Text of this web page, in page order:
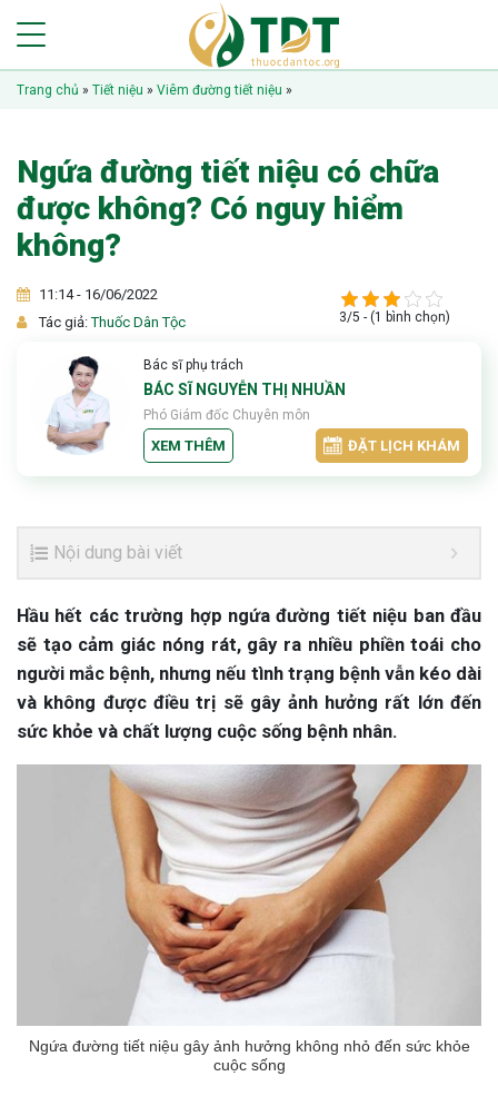
Trang chủ » Tiết niệu » Viêm đường tiết niệu »
Ngứa đường tiết niệu có chữa
được không? Có nguy hiểm
không?
11:14 - 16/06/2022
Tác giả:Thuốc Dân Tộc 3/5 - (1 bình chọn)
Bác sĩ phụ trách
BÁC SĨ NGUYỄN THỊ NHUẦN
Phó Giám đốc Chuyên môn
XEM THÊM ĐẶT LỊCH KHÁM
Nội dung bài viết
Hầu hết các trường hợp ngứa đường tiết niệu ban đầu
sẽ tạo cảm giác nóng rát, gây ra nhiều phiền toái cho
người mắc bệnh, nhưng nếu tình trạng bệnh vẫn kéo dài
và không được điều trị sẽ gây ảnh hưởng rất lớn đến
sức khỏe và chất lượng cuộc sống bệnh nhân.
Ngứa đường tiết niệu gây ảnh hưởng không nhỏ đến sức khỏe
cuộc sống